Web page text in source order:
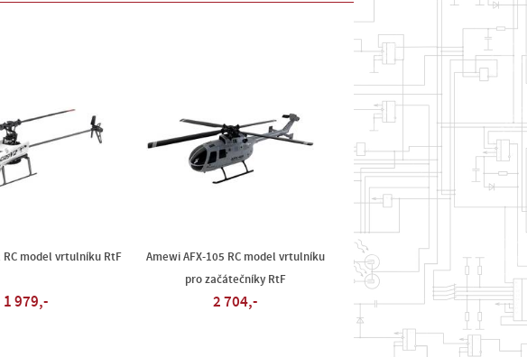
RC model vrtulníku RtF
1 979,-
Amewi AFX-105 RC model vrtulníku
pro začátečníky RtF
2 704,-